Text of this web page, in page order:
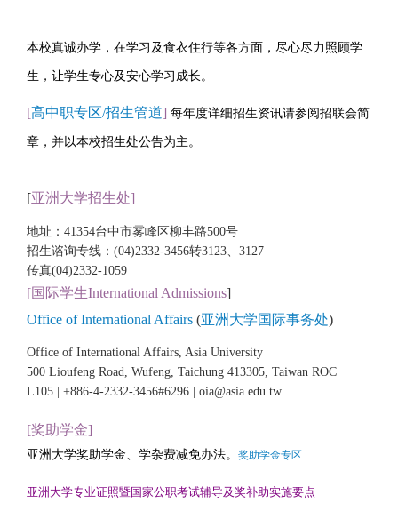
本校真诚办学，在学习及食衣住行等各方面，尽心尽力照顾学
生，让学生专心及安心学习成长。
[高中职专区/招生管道] 每年度详细招生资讯请参阅招联会简
章，并以本校招生处公告为主。
[亚洲大学招生处]
地址：41354台中市雾峰区柳丰路500号
招生谘询专线：(04)2332-3456转3123、3127
传真(04)2332-1059
[国际学生International Admissions]
Office of International Affairs (亚洲大学国际事务处)
Office of International Affairs, Asia University
500 Lioufeng Road, Wufeng, Taichung 413305, Taiwan ROC
L105 | +886-4-2332-3456#6296 | oia@asia.edu.tw
[奖助学金]
亚洲大学奖助学金、学杂费减免办法。 奖助学金专区
亚洲大学专业证照暨国家公职考试辅导及奖补助实施要点